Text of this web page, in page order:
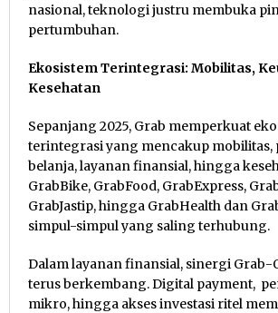
nasional, teknologi justru membuka
pertumbuhan.
Ekosistem Terintegrasi: Mobilitas,
Kesehatan
Sepanjang 2025, Grab memperkuat
terintegrasi yang mencakup mobilitas,
belanja, layanan finansial, hingga
GrabBike, GrabFood, GrabExpress,
GrabJastip, hingga GrabHealth dan
simpul-simpul yang saling terhubung.
Dalam layanan finansial, sinergi Grab-
terus berkembang. Digital payment,
mikro, hingga akses investasi ritel